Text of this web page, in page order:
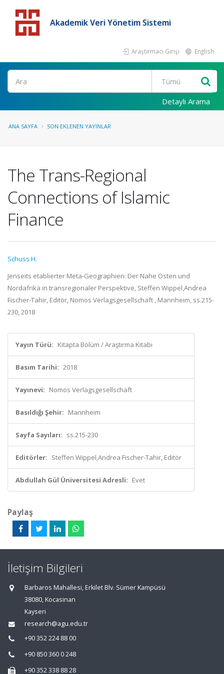
Akademik Veri Yönetim Sistemi
Araştırmacı Girişi English
Detaylı Arama
ANA SAYFA SON EKLENEN YAYINLAR
The Trans-Regional
Connections of Islamic
Finance
Schuss H.
Jenseits etablierter Meta-Geographien: Der Nahe Osten und
Nordafrika in transregionaler Perspektive, Steffen Wippel,Andrea
Fischer-Tahir, Editör, Nomos Verlagsgesellschaft , Mannheim, ss.215-
230, 2018
Yayın Türü: Kitapta Bölüm / Araştırma Kitabı
Basım Tarihi: 2018
Yayınevi: Nomos Verlagsgesellschaft
Basıldığı Şehir: Mannheim
Sayfa Sayıları: ss.215-230
Editörler: Steffen Wippel,Andrea Fischer-Tahir, Editör
Abdullah Gül Üniversitesi Adresli: Evet
Paylaş
İletişim Bilgileri
Barbaros Mahallesi, Erkilet Blv. Sümer Kampüsü
38080, Kocasinan
Kayseri
research@agu.edu.tr
+90 352 224 88 00
+90 850 360 0 248
+90 352 338 88 28